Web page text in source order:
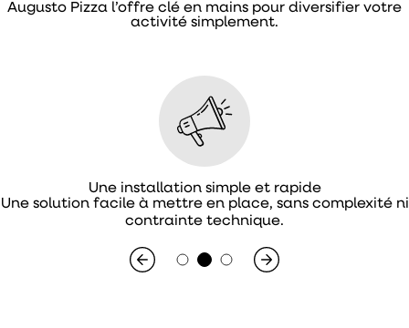
Augusto Pizza l’offre clé en mains pour diversifier votre
activité simplement.
Une installation simple et rapide
Une solution facile à mettre en place, sans complexité ni
contrainte technique.